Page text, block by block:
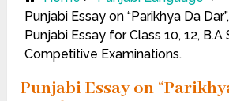
Punjabi Essay on “Parikhya Da
Punjabi Essay for Class 10, 12,
Competitive Examinations.
Punjabi Essay on